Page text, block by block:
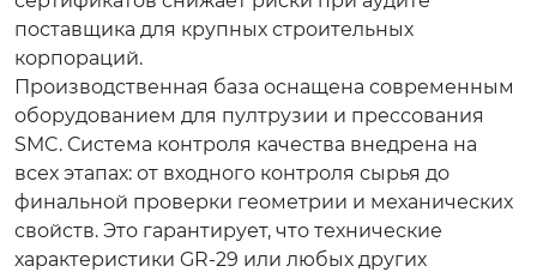
поставщика для крупных строительных
корпораций.
Производственная база оснащена современным
оборудованием для пултрузии и прессования
SMC. Система контроля качества внедрена на
всех этапах: от входного контроля сырья до
финальной проверки геометрии и механических
свойств. Это гарантирует, что технические
характеристики GR-29 или любых других